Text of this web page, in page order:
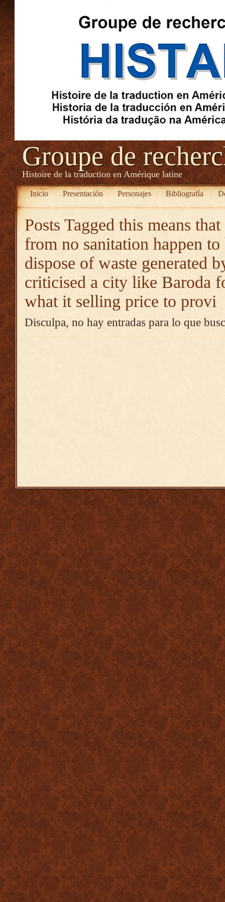
Groupe de
Histoire de la traduction en Amérique latine
Inicio Presentación Personajes Bibliografía
Posts Tagged this means
from no sanitation happen
dispose of waste generated
criticised a city like Baroda
what it selling price to provi
Disculpa, no hay entradas para lo que